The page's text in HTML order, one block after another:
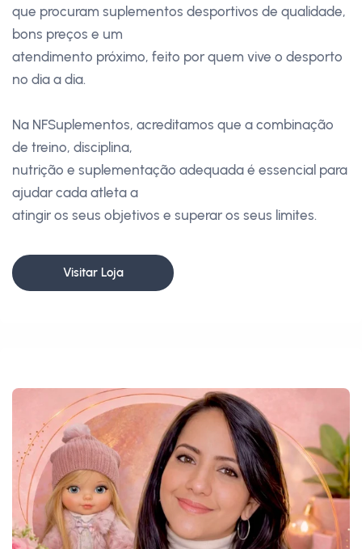
que procuram suplementos desportivos de qualidade,
bons preços e um
atendimento próximo, feito por quem vive o desporto
no dia a dia.
Na NFSuplementos, acreditamos que a combinação
de treino, disciplina,
nutrição e suplementação adequada é essencial para
ajudar cada atleta a
atingir os seus objetivos e superar os seus limites.
Visitar Loja